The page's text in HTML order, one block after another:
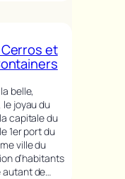
et
belle,
le joyau du
capitale du
1er port du
ville du
d’habitants
de…